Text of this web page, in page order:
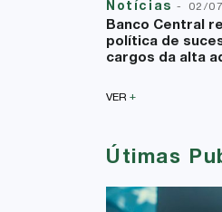
Notícias- 02/
Banco Central
política de
cargos da alta
VER +
Útimas